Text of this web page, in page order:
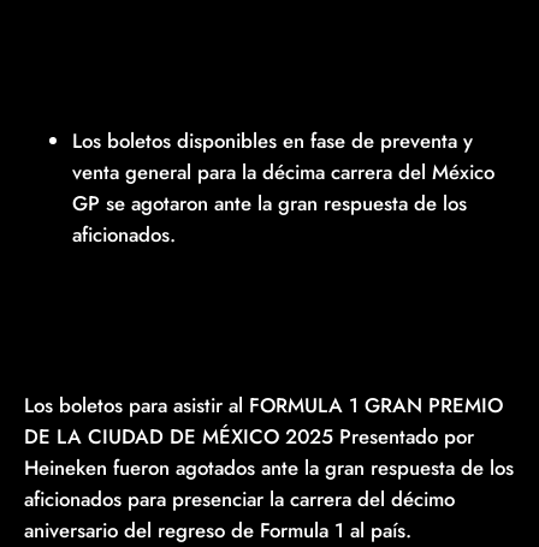
Los boletos disponibles en fase de preventa y
venta general para la décima carrera del México
GP se agotaron ante la gran respuesta de los
aficionados.
Los boletos para asistir al FORMULA 1 GRAN PREMIO
DE LA CIUDAD DE MÉXICO 2025 Presentado por
Heineken fueron agotados ante la gran respuesta de los
aficionados para presenciar la carrera del décimo
aniversario del regreso de Formula 1 al país.